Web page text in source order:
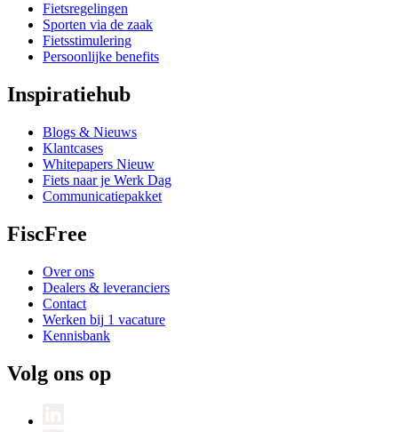
Fietsregelingen
Sporten via de zaak
Fietsstimulering
Persoonlijke benefits
Inspiratiehub
Blogs & Nieuws
Klantcases
Whitepapers Nieuw
Fiets naar je Werk Dag
Communicatiepakket
FiscFree
Over ons
Dealers & leveranciers
Contact
Werken bij 1 vacature
Kennisbank
Volg ons op